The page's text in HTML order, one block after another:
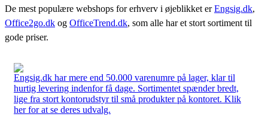
De mest populære webshops for erhverv i øjeblikket erEngsig.dk,
Office2go.dk og OfficeTrend.dk, som alle har et stort sortiment til
gode priser.
Engsig.dk har mere end 50.000 varenumre på lager, klar til
hurtig levering indenfor få dage. Sortimentet spænder bredt,
lige fra stort kontorudstyr til små produkter på kontoret. Klik
her for at se deres udvalg.